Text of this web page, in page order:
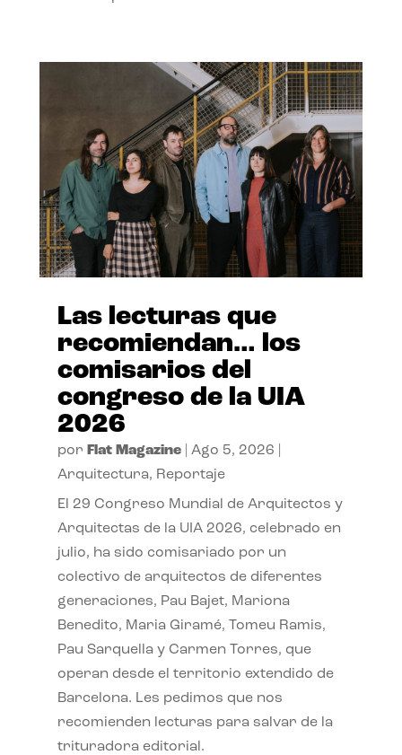
Las lecturas que
recomiendan… los
comisarios del
congreso de la UIA
2026
por Flat Magazine| Ago 5, 2026
Arquitectura, Reportaje
El 29 Congreso Mundial de Arquitectos y
Arquitectas de la UIA 2026, celebrado en
julio, ha sido comisariado por un
colectivo de arquitectos de diferentes
generaciones, Pau Bajet, Mariona
Benedito, Maria Giramé, Tomeu Ramis,
Pau Sarquella y Carmen Torres, que
operan desde el territorio extendido de
Barcelona. Les pedimos que nos
recomienden lecturas para salvar de la
trituradora editorial.